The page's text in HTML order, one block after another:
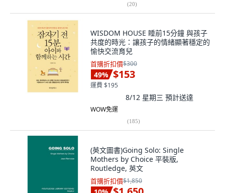
(20)
WISDOM HOUSE 睡前15分鐘 與孩子
共度的時光：讓孩子的情緒顯著穩定的
愉快交流育兒
首購折扣價$300
49% $153
運費 $195
8/12 星期三 預計送達
WOW免運
(185)
(英文圖書)Going Solo: Single
Mothers by Choice 平裝版,
Routledge, 英文
首購折扣價$1,850